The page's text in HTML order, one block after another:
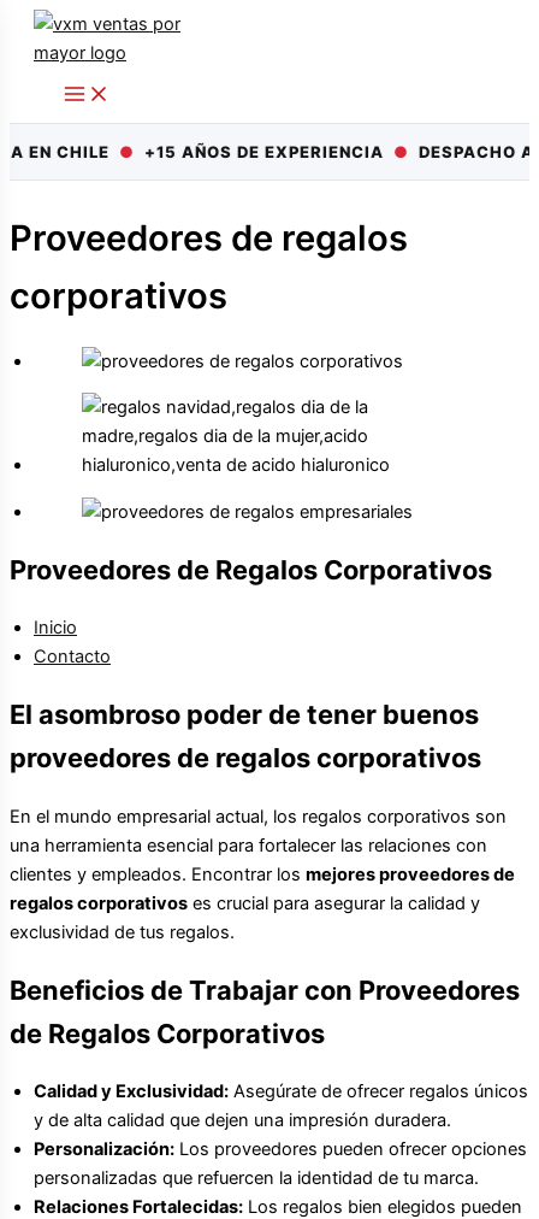
EN CHILE● +15 AÑOS DE EXPERIENCIA● DESPACHO A
Proveedores de regalos
corporativos
Proveedores de Regalos Corporativos
Inicio
Contacto
El asombroso poder de tener buenos
proveedores de regalos corporativos
En el mundo empresarial actual, los regalos corporativos son
una herramienta esencial para fortalecer las relaciones con
clientes y empleados. Encontrar los mejores proveedores de
regalos corporativos es crucial para asegurar la calidad y
exclusividad de tus regalos.
Beneficios de Trabajar con Proveedores
de Regalos Corporativos
Calidad y Exclusividad: Asegúrate de ofrecer regalos únicos
y de alta calidad que dejen una impresión duradera.
Personalización: Los proveedores pueden ofrecer opciones
personalizadas que refuercen la identidad de tu marca.
Relaciones Fortalecidas: Los regalos bien elegidos pueden